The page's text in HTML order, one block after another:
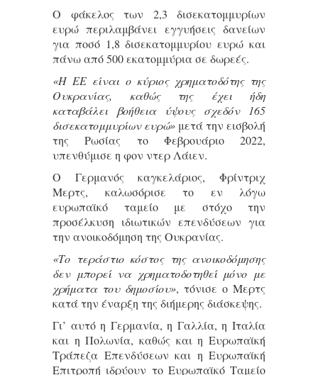
Ο φάκελος των 2,3 δισεκατομμυρίων
ευρώ περιλαμβάνει εγγυήσεις δανείων
για ποσό 1,8 δισεκατομμυρίου ευρώ και
πάνω από 500 εκατομμύρια σε δωρεές.
«Η ΕΕ είναι ο κύριος χρηματοδότης της
Ουκρανίας, καθώς της έχει ήδη
καταβάλει βοήθεια ύψους σχεδόν 165
δισεκατομμυρίων ευρώ» μετά την εισβολή
της Ρωσίας το Φεβρουάριο 2022,
υπενθύμισε η φον ντερ Λάιεν.
Ο Γερμανός καγκελάριος, Φρίντριχ
Μερτς, καλωσόρισε το εν λόγω
ευρωπαϊκό ταμείο με στόχο την
προσέλκυση ιδιωτικών επενδύσεων για
την ανοικοδόμηση της Ουκρανίας.
«Το τεράστιο κόστος της ανοικοδόμησης
δεν μπορεί να χρηματοδοτηθεί μόνο με
χρήματα του δημοσίου», τόνισε ο Μερτς
κατά την έναρξη της διήμερης διάσκεψης.
Γι’ αυτό η Γερμανία, η Γαλλία, η Ιταλία
και η Πολωνία, καθώς και η Ευρωπαϊκή
Τράπεζα Επενδύσεων και η Ευρωπαϊκή
Επιτροπή ιδρύουν το Ευρωπαϊκό Ταμείο